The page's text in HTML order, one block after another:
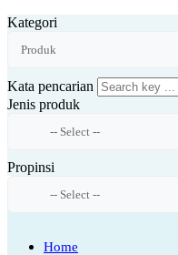
Kategori
Kata pencarian
Jenis produk
Propinsi
Home